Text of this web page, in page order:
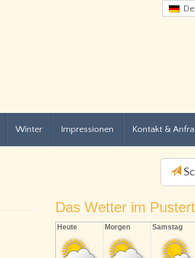
Winter Impressionen Kontakt &
Das Wetter im
Heute Morgen Samstag